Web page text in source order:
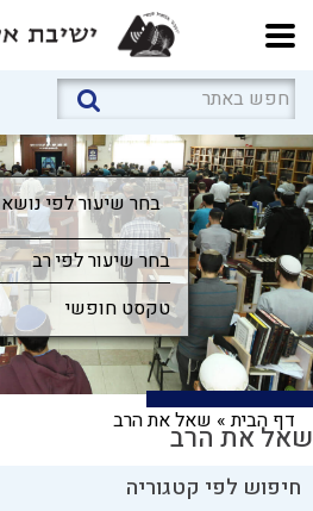
בחר שיעור לפי נושא
בחר שיעור לפי נושא
בחר שיעור לפי רב
דף הבית» שאל את הרבשאל את הרב
חיפוש לפי קטגוריה